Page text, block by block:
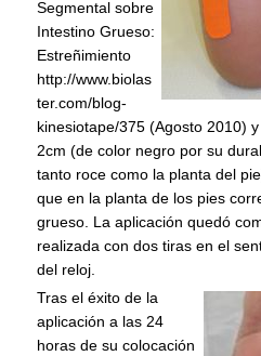
Segmental sobre
Intestino Grueso:
Estreñimiento
http://www.biolas
ter.com/blog-
kinesiotape/375 (Agosto 2010)
2cm (de color negro por su
tanto roce como la planta del
que en la planta de los pies
grueso. La aplicación quedó
realizada con dos tiras en el
del reloj.
Tras el éxito de la
aplicación a las 24
horas de su colocación